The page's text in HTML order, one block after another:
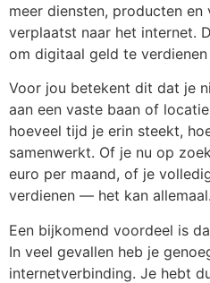
meer diensten, producten
verplaatst naar het internet.
om digitaal geld te
Voor jou betekent dit dat je
aan een vaste baan of
hoeveel tijd je erin steekt,
samenwerkt. Of je nu op
euro per maand, of je
verdienen — het kan allemaal.
Een bijkomend voordeel is
In veel gevallen heb je
internetverbinding. Je hebt